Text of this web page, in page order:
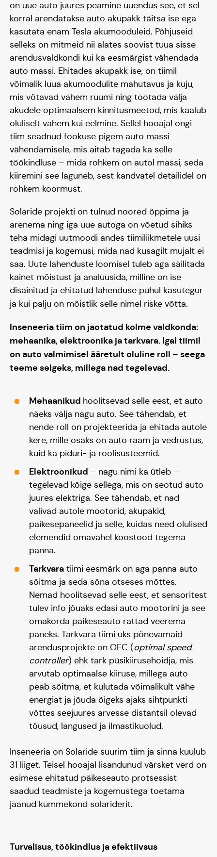
Blogi
on uue auto juures peamine uuendus see, et sel
korral arendatakse auto akupakk täitsa ise ega
kasutata enam Tesla akumooduleid. Põhjuseid
selleks on mitmeid nii alates soovist tuua sisse
arendusvaldkondi kui ka eesmärgist vähendada
auto massi. Ehitades akupakk ise, on tiimil
võimalik luua akumoodulite mahutavus ja kuju,
mis võtavad vähem ruumi ning töötada välja
akudele optimaalsem kinnitusmeetod, mis kaalub
oluliselt vähem kui eelmine. Sellel hooajal ongi
tiim seadnud fookuse pigem auto massi
vähendamisele, mis aitab tagada ka selle
töökindluse – mida rohkem on autol massi, seda
kiiremini see laguneb, sest kandvatel detailidel on
rohkem koormust.
Solaride projekti on tulnud noored õppima ja
arenema ning iga uue autoga on võetud sihiks
teha midagi uutmoodi andes tiimiliikmetele uusi
teadmisi ja kogemusi, mida nad kusagilt mujalt ei
saa. Uute lahenduste loomisel tuleb aga säilitada
kainet mõistust ja analüüsida, milline on ise
disainitud ja ehitatud lahenduse puhul kasutegur
ja kui palju on mõistlik selle nimel riske võtta.
Inseneeria tiim on jaotatud kolme valdkonda:
mehaanika, elektroonika ja tarkvara. Igal tiimil
on auto valmimisel ääretult oluline roll – seega
teeme selgeks, millega nad tegelevad.
Mehaanikud hoolitsevad selle eest, et auto
näeks välja nagu auto. See tähendab, et
nende roll on projekteerida ja ehitada autole
kere, mille osaks on auto raam ja vedrustus,
kuid ka piduri- ja roolisüsteemid.
Elektroonikud – nagu nimi ka ütleb –
tegelevad kõige sellega, mis on seotud auto
juures elektriga. See tähendab, et nad
valivad autole mootorid, akupakid,
päikesepaneelid ja selle, kuidas need olulised
elemendid omavahel koostööd tegema
panna.
Tarkvara tiimi eesmärk on aga panna auto
sõitma ja seda sõna otseses mõttes.
Nemad hoolitsevad selle eest, et sensoritest
tulev info jõuaks edasi auto mootorini ja see
omakorda päikeseauto rattad veerema
paneks. Tarkvara tiimi üks põnevamaid
arendusprojekte on OEC (optimal speed
controller) ehk tark püsikiirusehoidja, mis
arvutab optimaalse kiiruse, millega auto
peab sõitma, et kulutada võimalikult vähe
energiat ja jõuda õigeks ajaks sihtpunkti
võttes seejuures arvesse distantsil olevad
tõusud, langused ja ilmastikuolud.
Inseneeria on Solaride suurim tiim ja sinna kuulub
31 liiget. Teisel hooajal lisandunud värsket verd on
esimese ehitatud päikeseauto protsessist
saadud teadmiste ja kogemustega toetama
jäänud kümmekond solariderit.
Turvalisus, töökindlus ja efektiivsus